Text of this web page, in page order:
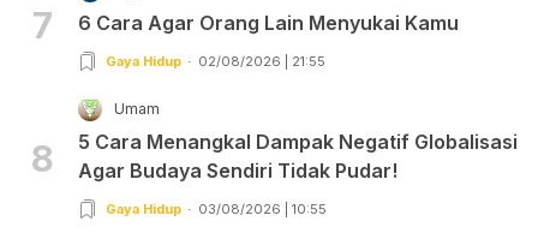
7 6 Cara Agar Orang Lain Menyukai Kamu
Gaya Hidup 02/08/2026 | 21:55
8
Umam
5 Cara Menangkal Dampak Negatif Globalisasi
Agar Budaya Sendiri Tidak Pudar!
Gaya Hidup 03/08/2026 | 10:55